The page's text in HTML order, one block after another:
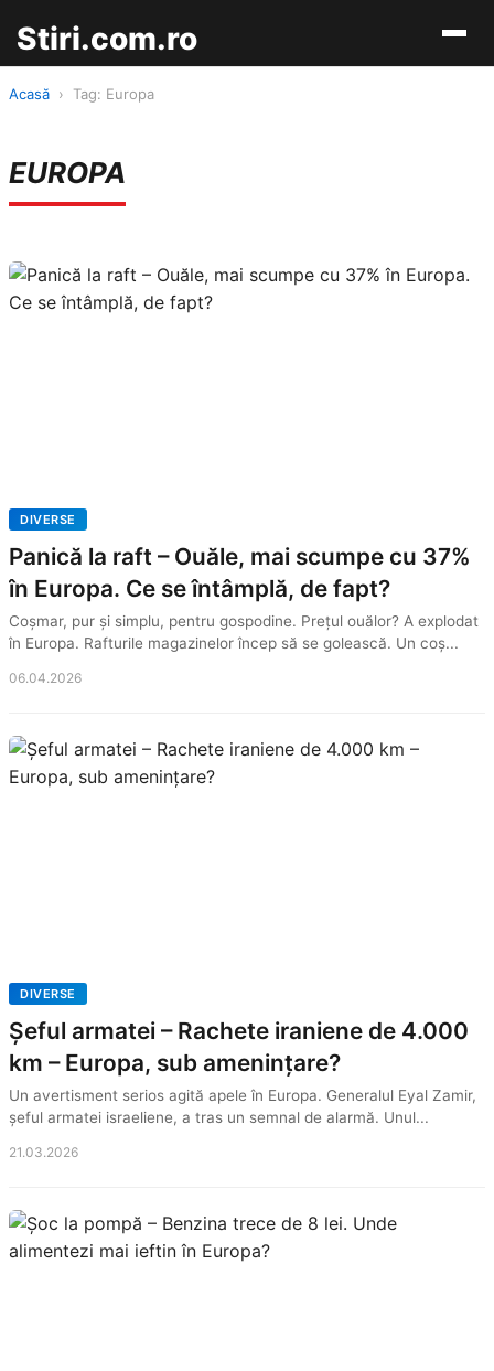
Stiri.com.ro
Acasă › Tag: Europa
EUROPA
DIVERSE
Panică la raft – Ouăle, mai scumpe cu 37%
în Europa. Ce se întâmplă, de fapt?
Coșmar, pur și simplu, pentru gospodine. Prețul ouălor? A explodat
în Europa. Rafturile magazinelor încep să se golească. Un coș...
06.04.2026
DIVERSE
Șeful armatei – Rachete iraniene de 4.000
km – Europa, sub amenințare?
Un avertisment serios agită apele în Europa. Generalul Eyal Zamir,
șeful armatei israeliene, a tras un semnal de alarmă. Unul...
21.03.2026